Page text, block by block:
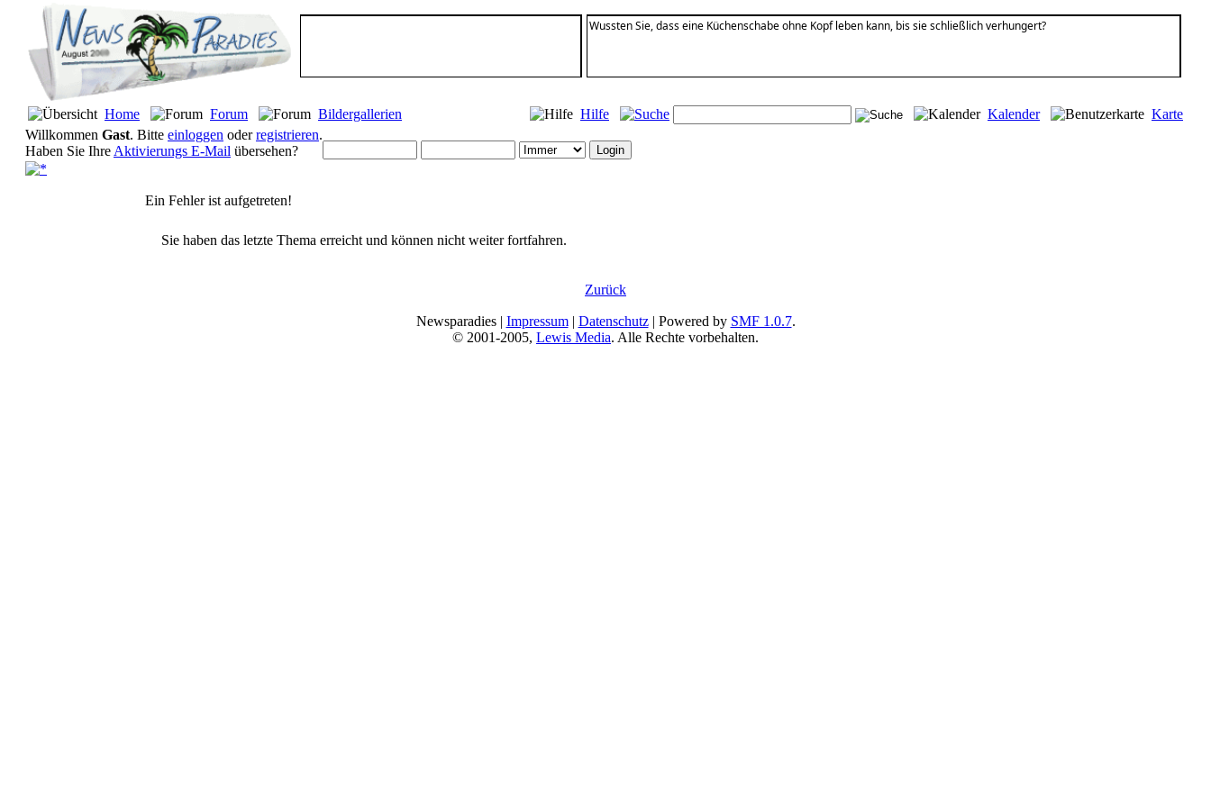
Wussten Sie, dass eine Küchenschabe ohne Kopf leben kann, bis sie schließlich verhungert?
Home Forum Bildergallerien Hilfe Kalender
Karte
Willkommen Gast. Bitte einloggen oderregistrieren.
Haben Sie Ihre Aktivierungs E-Mail übersehen?
Ein Fehler ist aufgetreten!
Sie haben das letzte Thema erreicht und können nicht weiter fortfahren.
Zurück
Newsparadies | Impressum| Datenschutz| Powered by SMF 1.0.7.
© 2001-2005, Lewis Media. Alle Rechte vorbehalten.